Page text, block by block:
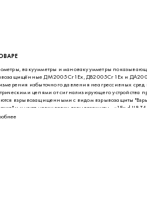
вакуумметры и мановакуумметры
ДМ2005Сг1Ех, ДВ2005Сг1Ех и
избыточного давления неагрессивных
цепями от сигнализирующего устройства
и имеют маркировку взрывозащиты - «1Ех d IIВ